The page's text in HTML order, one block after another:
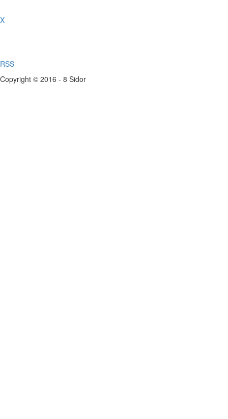
X
RSS
Copyright © 2016 - 8 Sidor